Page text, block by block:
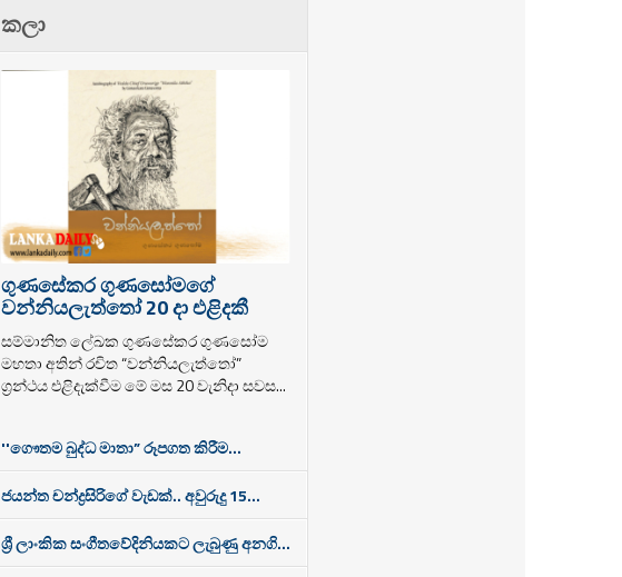
කලා
ගුණසේකර ගුණසෝමගේ
වන්නියලැත්තෝ 20 දා එළිදකී
සම්මානිත ලේඛක ගුණසේකර ගුණසෝම
මහතා අතින් රචිත “වන්නියලැත්තෝ”
ග්‍රන්ථය එළිදැක්වීම මේ මස 20 වැනිදා සවස...
''ගෞතම බුද්ධ මාතා” රූපගත කිරීම...
ජයන්ත චන්ද්‍රසිරිගේ වැඩක්.. අවුරුදු 15...
ශ්‍රී ලාංකික සංගීතවේදිනියකට ලැබුණු අනගි...